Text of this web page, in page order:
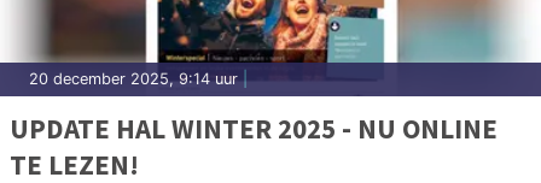
20 december 2025, 9:14 uur|
UPDATE HAL WINTER 2025 - NU ONLINE
TE LEZEN!